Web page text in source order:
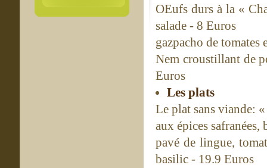
OEufs durs à la «
salade - 8 Euros
gazpacho de
Nem croustillant de
Euros
Les plats
Le plat sans viande:
aux épices safranées,
pavé de lingue,
basilic - 19.9 Euros